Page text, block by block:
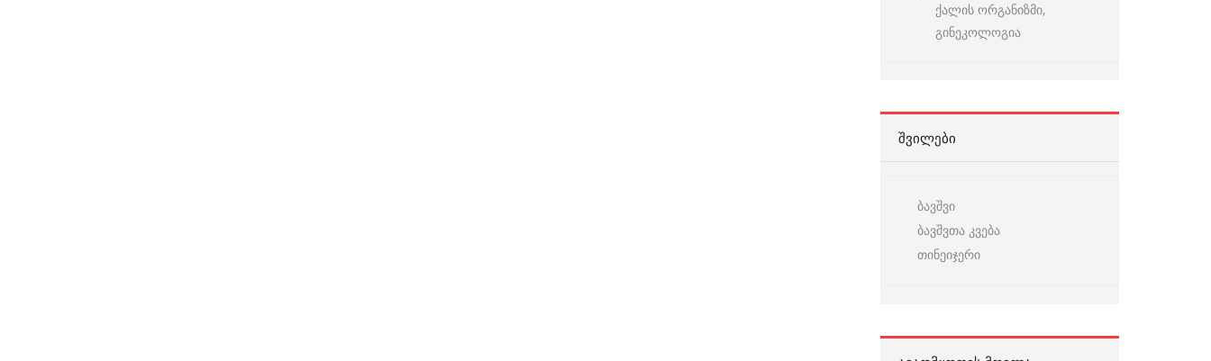
ქალის ორგანიზმი,
გინეკოლოგია
ᲨᲕᲘᲚᲔᲑᲘ
ბავშვი
ბავშვთა კვება
თინეიჯერი